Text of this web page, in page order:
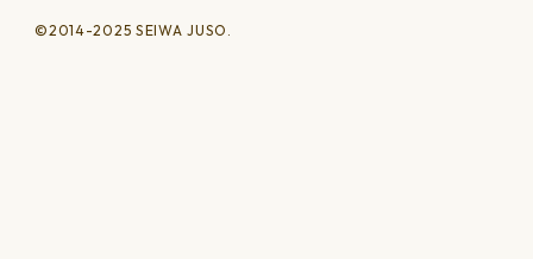
©2014-2025 SEIWA JUSO.